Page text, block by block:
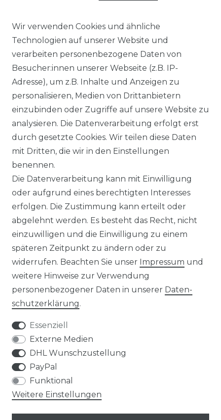
SHOP
ZAHLUNGSARTEN
VERSAND
MICROVERPACKUNG
MEIN KONTO
WARENKORB
REGISTRIEREN
LOGIN
ZAHLUNG UND VERSAND
Impressum
Wir verwenden Cookies und ähnliche
Technologien auf unserer Website und
verarbeiten personenbezogene Daten von
Besucher:innen unserer Webseite (z.B. IP-
Adresse), um z.B. Inhalte und Anzeigen zu
personalisieren, Medien von Drittanbietern
einzubinden oder Zugriffe auf unsere Website zu
analysieren. Die Datenverarbeitung erfolgt erst
durch gesetzte Cookies. Wir teilen diese Daten
mit Dritten, die wir in den Einstellungen
benennen.
Die Datenverarbeitung kann mit Einwilligung
oder aufgrund eines berechtigten Interesses
erfolgen. Die Zustimmung kann erteilt oder
abgelehnt werden. Es besteht das Recht, nicht
einzuwilligen und die Einwilligung zu einem
späteren Zeitpunkt zu ändern oder zu
widerrufen. Beachten Sie unser Impressum und
weitere Hinweise zur Verwendung
personenbezogener Daten in unserer Daten­
schutz­erklärung.
Essenziell
Externe Medien
DHL Wunschzustellung
PayPal
Funktional
Weitere Einstellungen